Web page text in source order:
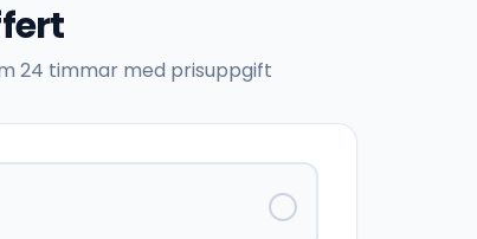
24 timmar med prisuppgift